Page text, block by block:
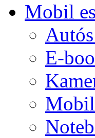
Mobil
E-